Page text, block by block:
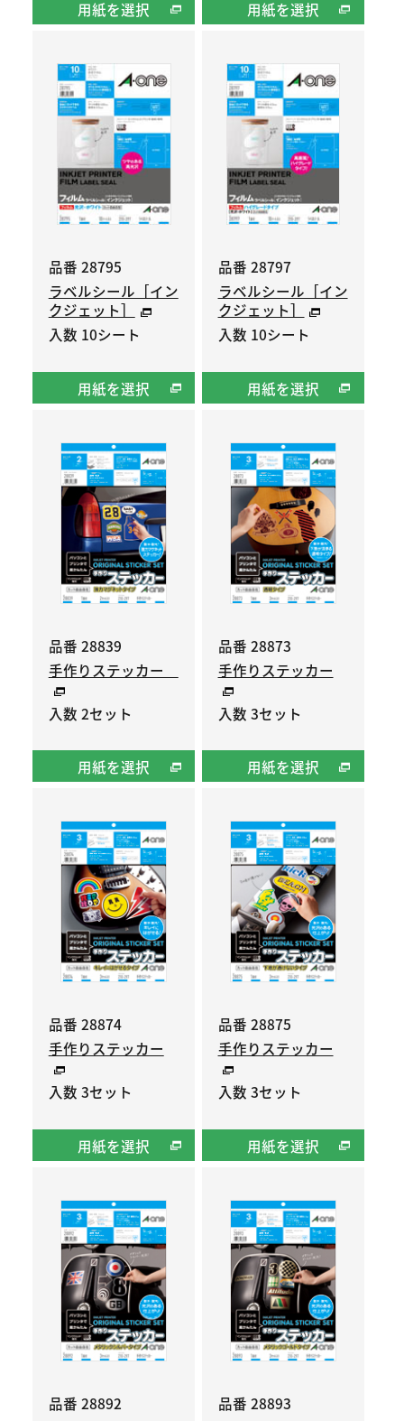
用紙を選択 用紙を選択
品番 28795
ラベルシール［イン
クジェット］
入数 10シート
用紙を選択
品番 28797
ラベルシール［イン
クジェット］
入数 10シート
用紙を選択
品番 28839
手作りステッカー
入数 2セット
用紙を選択
品番 28873
手作りステッカー
入数 3セット
用紙を選択
品番 28874
手作りステッカー
入数 3セット
用紙を選択
品番 28875
手作りステッカー
入数 3セット
用紙を選択
品番 28892
品番 28893